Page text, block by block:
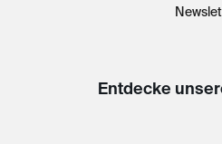
Entdecke